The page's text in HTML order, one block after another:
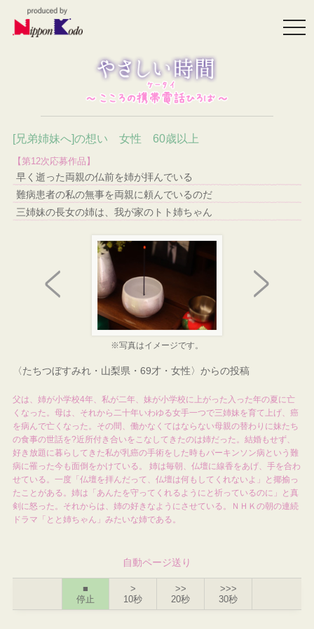
[兄弟姉妹へ]の想い 女性 60歳以上
【第12次応募作品】
早く逝った両親の仏前を姉が拝んでいる
難病患者の私の無事を両親に頼んでいるのだ
三姉妹の長女の姉は、我が家のトト姉ちゃん
※写真はイメージです。
〈たちつぼすみれ・山梨県・69才・女性〉からの投稿
父は、姉が小学校4年、私が二年、妹が小学校に上がった入った年の夏に亡
くなった。母は、それから二十年いわゆる女手一つで三姉妹を育て上げ、癌
を病んで亡くなった。その間、働かなくてはならない母親の替わりに妹たち
の食事の世話を?近所付き合いをこなしてきたのは姉だった。結婚もせず、
好き放題に暮らしてきた私が乳癌の手術をした時もパーキンソン病という難
病に罹った今も面倒をかけている。 姉は毎朝、仏壇に線香をあげ、手を合わ
せている。一度「仏壇を拝んだって、仏壇は何もしてくれないよ」と揶揄っ
たことがある。姉は「あんたを守ってくれるようにと祈っているのに」と真
剣に怒った。それからは、姉の好きなようにさせている。ＮＨＫの朝の連続
ドラマ「とと姉ちゃん」みたいな姉である。
自動ページ送り
■
停止
>
10秒
>>
20秒
>>>
30秒